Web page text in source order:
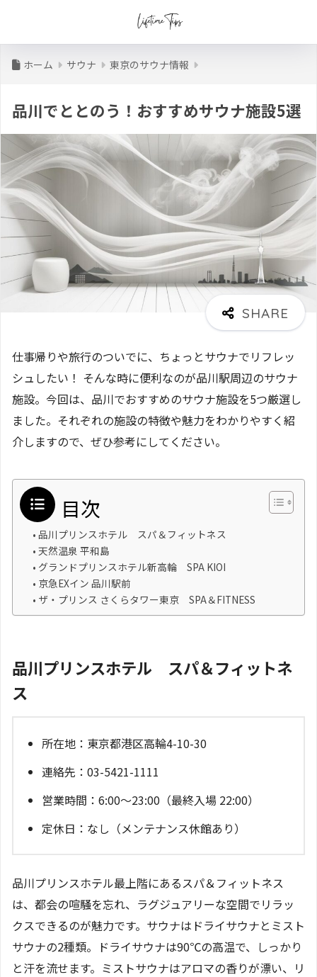
ホーム サウナ 東京のサウナ情報
品川でととのう！おすすめサウナ施設5選
仕事帰りや旅行のついでに、ちょっとサウナでリフレッ
シュしたい！ そんな時に便利なのが品川駅周辺のサウナ
施設。今回は、品川でおすすめのサウナ施設を5つ厳選し
ました。それぞれの施設の特徴や魅力をわかりやすく紹
介しますので、ぜひ参考にしてください。
目次
品川プリンスホテル スパ＆フィットネス
天然温泉 平和島
グランドプリンスホテル新高輪 SPA KIOI
京急EXイン 品川駅前
ザ・プリンス さくらタワー東京 SPA＆FITNESS
品川プリンスホテル スパ＆フィットネ
ス
所在地：東京都港区高輪4-10-30
連絡先：03-5421-1111
営業時間：6:00～23:00（最終入場 22:00）
定休日：なし（メンテナンス休館あり）
品川プリンスホテル最上階にあるスパ＆フィットネス
は、都会の喧騒を忘れ、ラグジュアリーな空間でリラッ
クスできるのが魅力です。サウナはドライサウナとミスト
サウナの2種類。ドライサウナは90℃の高温で、しっかり
と汗を流せます。ミストサウナはアロマの香りが漂い、リ